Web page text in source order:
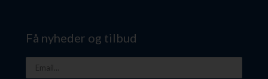
Få nyheder og tilbud